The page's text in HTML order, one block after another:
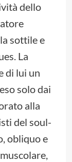
dello
sottile e
La
di lui un
solo dai
alla
del soul-
obliquo e